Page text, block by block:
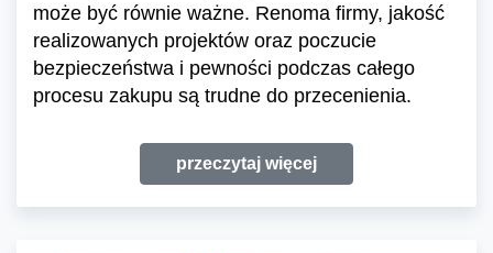
może być równie ważne. Renoma firmy, jakość
realizowanych projektów oraz poczucie
bezpieczeństwa i pewności podczas całego
procesu zakupu są trudne do przecenienia.
przeczytaj więcej